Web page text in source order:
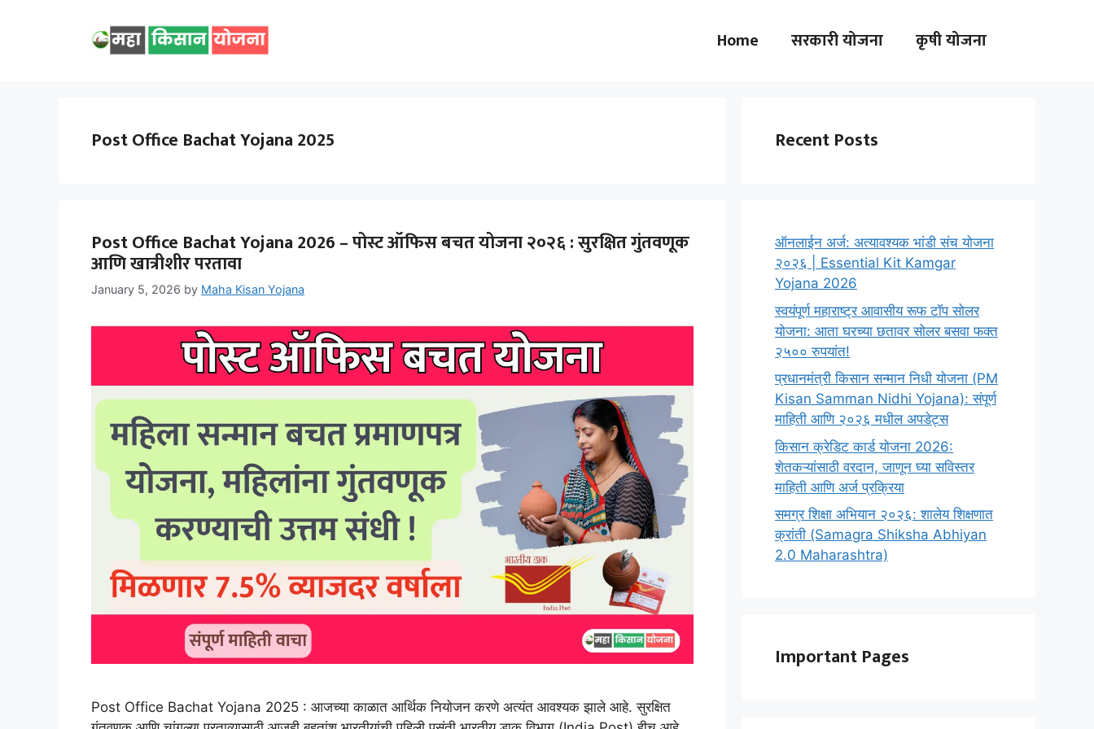
Home सरकारी योजना कृषी योजना
Post Office Bachat Yojana 2025
Post Office Bachat Yojana 2026 – पोस्ट ऑफिस बचत योजना २०२६ : सुरक्षित गुंतवणूक
आणि खात्रीशीर परतावा
January 5, 2026 by Maha Kisan Yojana
Post Office Bachat Yojana 2025 : आजच्या काळात आर्थिक नियोजन करणे अत्यंत आवश्यक झाले आहे. सुरक्षित
Recent Posts
ऑनलाईन अर्ज: अत्यावश्यक भांडी संच योजना
२०२६ | Essential Kit Kamgar
Yojana 2026
स्वयंपूर्ण महाराष्ट्र आवासीय रूफ टॉप सोलर
योजना: आता घरच्या छतावर सोलर बसवा फक्त
२५०० रुपयांत!
प्रधानमंत्री किसान सन्मान निधी योजना (PM
Kisan Samman Nidhi Yojana): संपूर्ण
माहिती आणि २०२६ मधील अपडेट्स
किसान क्रेडिट कार्ड योजना 2026:
शेतकऱ्यांसाठी वरदान, जाणून घ्या सविस्तर
माहिती आणि अर्ज प्रक्रिया
समग्र शिक्षा अभियान २०२६: शालेय शिक्षणात
क्रांती (Samagra Shiksha Abhiyan
2.0 Maharashtra)
Important Pages